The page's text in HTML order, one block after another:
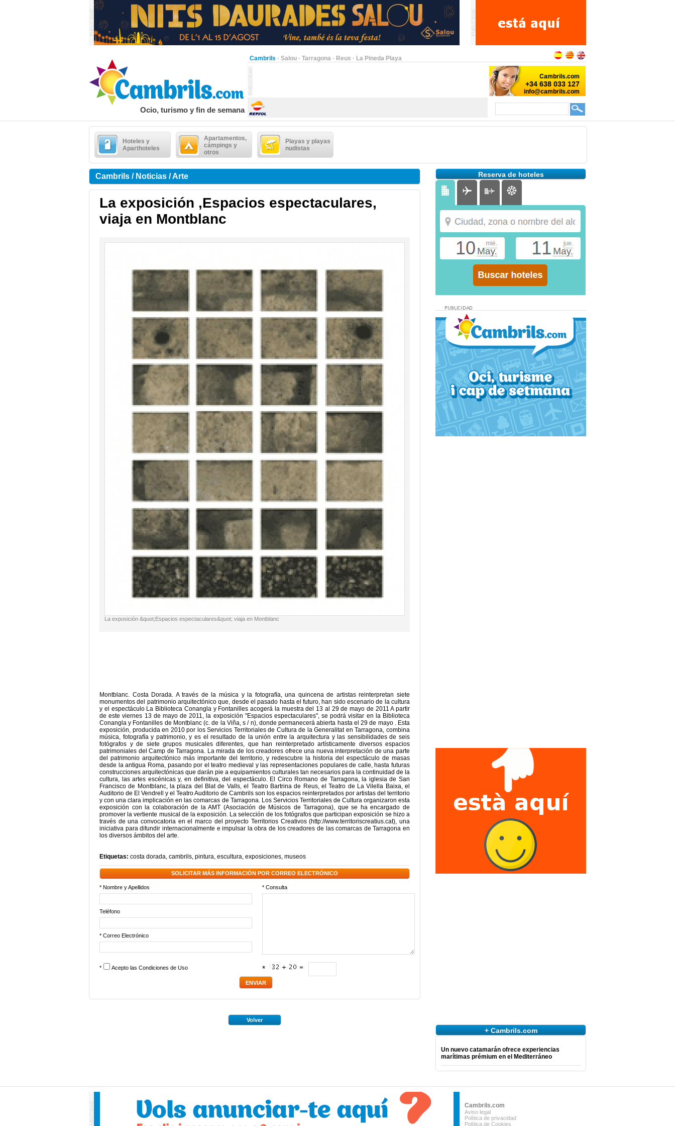
Cambrils · Salou · Tarragona · Reus · La Pineda Playa
Ocio, turismo y fin de semana
Hoteles y
Aparthoteles
Apartamentos,
cámpings y
otros
Playas y playas
nudistas
Cambrils / Noticias / Arte
La exposición ,Espacios espectaculares,
viaja en Montblanc
La exposición &quot;Espacios espectaculares&quot; viaja en Montblanc
Montblanc. Costa Dorada. A través de la música y la fotografía, una quincena de artistas reinterpretan siete
monumentos del patrimonio arquitectónico que, desde el pasado hasta el futuro, han sido escenario de la cultura
y el espectáculo La Biblioteca Conangla y Fontanilles acogerá la muestra del 13 al 29 de mayo de 2011 A partir
de este viernes 13 de mayo de 2011, la exposición "Espacios espectaculares", se podrá visitar en la Biblioteca
Conangla y Fontanilles de Montblanc (c. de la Viña, s / n), donde permanecerá abierta hasta el 29 de mayo . Esta
exposición, producida en 2010 por los Servicios Territoriales de Cultura de la Generalitat en Tarragona, combina
música, fotografía y patrimonio, y es el resultado de la unión entre la arquitectura y las sensibilidades de seis
fotógrafos y de siete grupos musicales diferentes, que han reinterpretado artísticamente diversos espacios
patrimoniales del Camp de Tarragona. La mirada de los creadores ofrece una nueva interpretación de una parte
del patrimonio arquitectónico más importante del territorio, y redescubre la historia del espectáculo de masas
desde la antigua Roma, pasando por el teatro medieval y las representaciones populares de calle, hasta futuras
construcciones arquitectónicas que darán pie a equipamientos culturales tan necesarios para la continuidad de la
cultura, las artes escénicas y, en definitiva, del espectáculo. El Circo Romano de Tarragona, la iglesia de San
Francisco de Montblanc, la plaza del Blat de Valls, el Teatro Bartrina de Reus, el Teatro de La Vilella Baixa, el
Auditorio de El Vendrell y el Teatro Auditorio de Cambrils son los espacios reinterpretados por artistas del territorio
y con una clara implicación en las comarcas de Tarragona. Los Servicios Territoriales de Cultura organizaron esta
exposición con la colaboración de la AMT (Asociación de Músicos de Tarragona), que se ha encargado de
promover la vertiente musical de la exposición. La selección de los fotógrafos que participan exposición se hizo a
través de una convocatoria en el marco del proyecto Territorios Creativos (http://www.territoriscreatius.cat), una
iniciativa para difundir internacionalmente e impulsar la obra de los creadores de las comarcas de Tarragona en
los diversos ámbitos del arte.
Etiquetas: costa dorada, cambrils, pintura, escultura, exposiciones, museos
SOLICITAR MÁS INFORMACIÓN POR CORREO ELECTRÓNICO
* Nombre y Apellidos * Consulta
Teléfono
* Correo Electrónico
* Acepto las Condiciones de Uso *
Volver
Reserva de hoteles
+ Cambrils.com
Un nuevo catamarán ofrece experiencias
marítimas prémium en el Mediterráneo
Cambrils.com
Aviso legal
Política de privacidad
Política de Cookies